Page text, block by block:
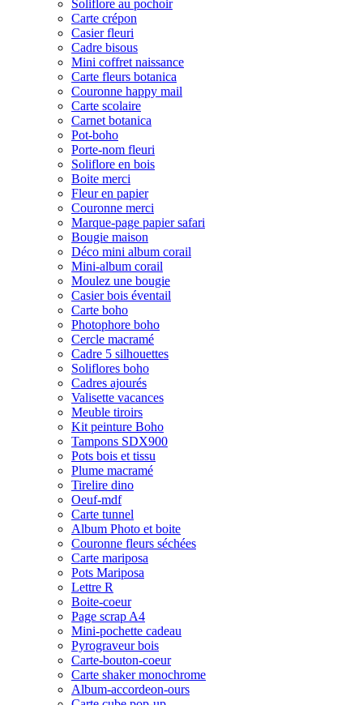
Soliflore au pochoir
Carte crépon
Casier fleuri
Cadre bisous
Mini coffret naissance
Carte fleurs botanica
Couronne happy mail
Carte scolaire
Carnet botanica
Pot-boho
Porte-nom fleuri
Soliflore en bois
Boite merci
Fleur en papier
Couronne merci
Marque-page papier safari
Bougie maison
Déco mini album corail
Mini-album corail
Moulez une bougie
Casier bois éventail
Carte boho
Photophore boho
Cercle macramé
Cadre 5 silhouettes
Soliflores boho
Cadres ajourés
Valisette vacances
Meuble tiroirs
Kit peinture Boho
Tampons SDX900
Pots bois et tissu
Plume macramé
Tirelire dino
Oeuf-mdf
Carte tunnel
Album Photo et boite
Couronne fleurs séchées
Carte mariposa
Pots Mariposa
Lettre R
Boite-coeur
Page scrap A4
Mini-pochette cadeau
Pyrograveur bois
Carte-bouton-coeur
Carte shaker monochrome
Album-accordeon-ours